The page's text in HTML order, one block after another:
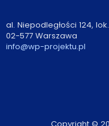
al. Niepodległości 124,
02-577 Warszawa
info@wp-projektu.pl